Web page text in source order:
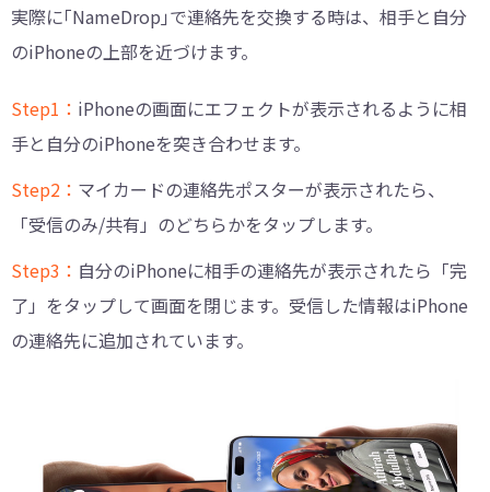
実際に｢NameDrop｣で連絡先を交換する時は、相手と自分
のiPhoneの上部を近づけます。
Step1： iPhoneの画面にエフェクトが表示されるように相
手と自分のiPhoneを突き合わせます。
Step2： マイカードの連絡先ポスターが表示されたら、
「受信のみ/共有」のどちらかをタップします。
Step3： 自分のiPhoneに相手の連絡先が表示されたら「完
了」をタップして画面を閉じます。受信した情報はiPhone
の連絡先に追加されています。